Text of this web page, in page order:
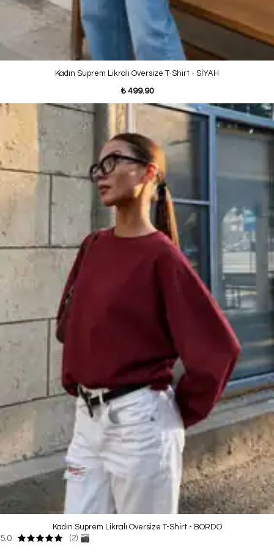
Kadın Suprem Likralı Oversize T-Shirt - SİYAH
₺ 499.90
Kadın Suprem Likralı Oversize T-Shirt - BORDO
5.0 (2)